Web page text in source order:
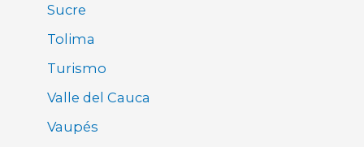
Sucre
Tolima
Turismo
Valle del Cauca
Vaupés